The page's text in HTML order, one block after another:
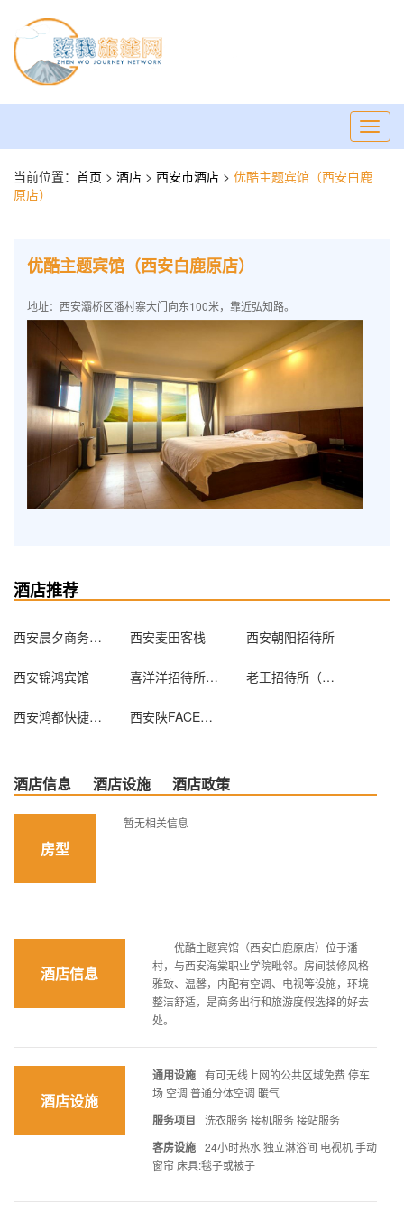
当前位置： 首页 > 酒店 > 西安市酒店 > 优酷主题宾馆（西安白鹿
原店）
优酷主题宾馆（西安白鹿原店）
地址：西安灞桥区潘村寨大门向东100米，靠近弘知路。
酒店推荐
西安晨夕商务宾馆 西安麦田客栈 西安朝阳招待所
西安锦鸿宾馆 喜洋洋招待所（西安枣园村店） 老王招待所（西安滦镇店）
西安鸿都快捷酒店 西安陕FACE青年旅舍（钟楼店）
酒店信息 酒店设施 酒店政策
房型
暂无相关信息
酒店信息
优酷主题宾馆（西安白鹿原店）位于潘
村，与西安海棠职业学院毗邻。房间装修风格
雅致、温馨，内配有空调、电视等设施，环境
整洁舒适，是商务出行和旅游度假选择的好去
处。
酒店设施
通用设施 有可无线上网的公共区域免费 停车
场 空调 普通分体空调 暖气
服务项目 洗衣服务 接机服务 接站服务
客房设施 24小时热水 独立淋浴间 电视机 手动
窗帘 床具:毯子或被子